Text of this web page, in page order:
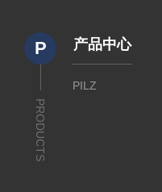
P
PRODUCTS
产品中心
PILZ